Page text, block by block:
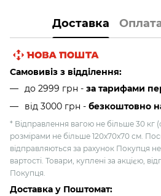
Доставка
Самовивіз з відділення:
до 2999 грн - за тарифами
від 3000 грн - безкоштовно
* Відправлення вагою не більше 30 кг
розмірами не більше 120х70х70 см.
відправляються за рахунок Покупця
вартості. Товари, куплені за акцією,
Покупця.
Доставка у Поштомат: